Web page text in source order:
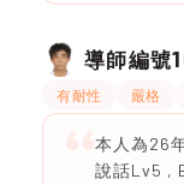
導師編號
有耐性 嚴格
本人為26
說話Lv5 ,